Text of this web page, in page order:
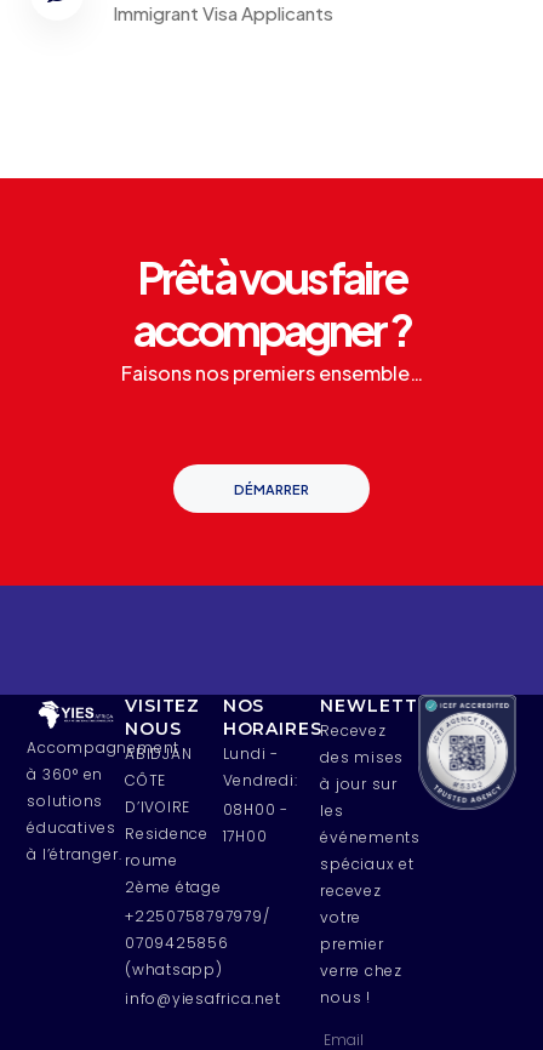
Immigrant Visa Applicants
Prêt à vous faire
accompagner ?
Faisons nos premiers ensemble…
DÉMARRER
Accompagnement
à 360° en
solutions
éducatives
à l’étranger.
VISITEZ
NOUS
ABIDJAN
CÔTE
D’IVOIRE
Residence
roume
2ème étage
+2250758797979/
0709425856
(whatsapp)
info@yiesafrica.net
NOS
HORAIRES
Lundi -
Vendredi:
08H00 -
17H00
NEWLETTERS
Recevez
des mises
à jour sur
les
événements
spéciaux et
recevez
votre
premier
verre chez
nous !